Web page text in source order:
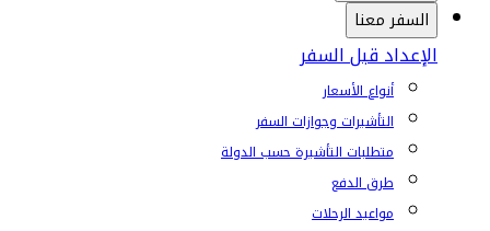
السفر معنا
الإعداد قبل السفر
أنواع الأسعار
التأشيرات وجوازات السفر
متطلبات التأشيرة حسب الدولة
طرق الدفع
مواعيد الرحلات